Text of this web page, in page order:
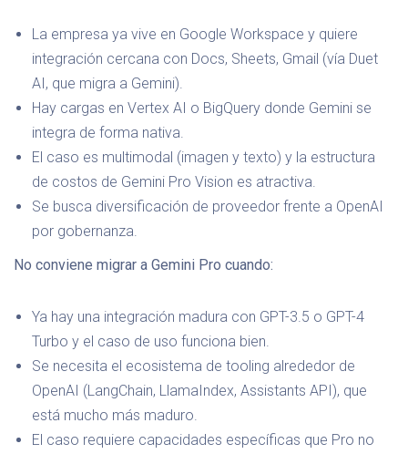
La empresa ya vive en Google Workspace y quiere
integración cercana con Docs, Sheets, Gmail (vía Duet
AI, que migra a Gemini).
Hay cargas en Vertex AI o BigQuery donde Gemini se
integra de forma nativa.
El caso es multimodal (imagen y texto) y la estructura
de costos de Gemini Pro Vision es atractiva.
Se busca diversificación de proveedor frente a OpenAI
por gobernanza.
No conviene migrar a Gemini Pro cuando:
Ya hay una integración madura con GPT-3.5 o GPT-4
Turbo y el caso de uso funciona bien.
Se necesita el ecosistema de tooling alrededor de
OpenAI (LangChain, LlamaIndex, Assistants API), que
está mucho más maduro.
El caso requiere capacidades específicas que Pro no